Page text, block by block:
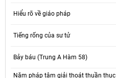
Hiểu rõ về giáo pháp
Tiếng rống của sư tử
Bảy báu (Trung A Hàm 58)
Năm pháp tâm giải thoát thuần thục